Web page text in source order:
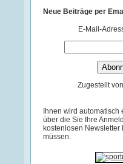
Neue Beiträge per
E-Mail-
Zugestellt von
Ihnen wird
über die Sie Ihre
kostenlosen Newsletter
müssen.